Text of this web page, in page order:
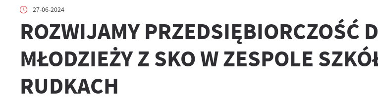
27-06-2024
ROZWIJAMY PRZEDSIĘBIORCZOŚĆ
MŁODZIEŻY Z SKO W ZESPOLE
RUDKACH